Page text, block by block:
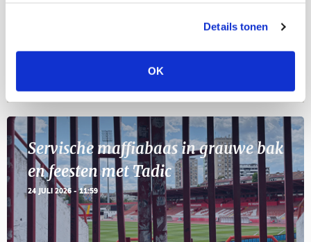
Details tonen
OK
11
Servische maffiabaas in grauwe bak
en feesten met Tadic
24 JULI 2026 - 11:59